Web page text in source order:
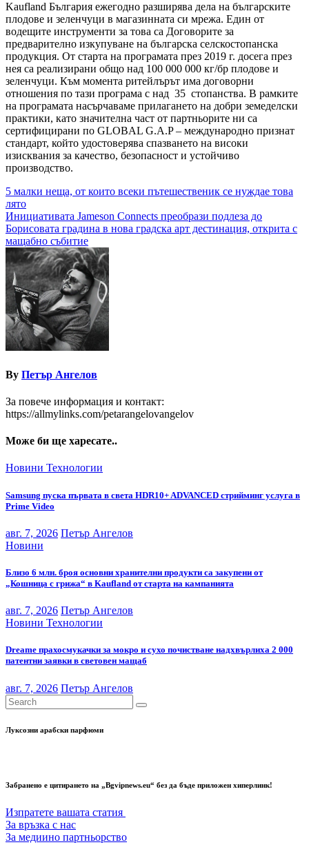
Kaufland България ежегодно разширява дела на българските
плодове и зеленчуци в магазинната си мрежа. Един от
водещите инструменти за това са Договорите за
предварително изкупуване на българска селскостопанска
продукция. От старта на програмата през 2019 г. досега през
нея са реализирани общо над 100 000 000 кг/бр плодове и
зеленчуци. Към момента ритейлърът има договорни
отношения по тази програма с над 35 стопанства. В рамките
на програмата насърчаваме прилагането на добри земеделски
практики, като значителна част от партньорите ни са
сертифицирани по GLOBAL G.A.P – международно признат
стандарт, който удостоверява спазването на високи
изисквания за качество, безопасност и устойчиво
производство.
Навигация
5 малки неща, от които всеки пътешественик се нуждае това
лято
Инициативата Jameson Connects преобрази подлеза до
Борисовата градина в нова градска арт дестинация, открита с
мащабно събитие
By Петър Ангелов
За повече информация и контакт:
https://allmylinks.com/petarangelovangelov
Може би ще харесате..
Новини Технологии
Samsung пуска първата в света HDR10+ ADVANCED стрийминг услуга в
Prime Video
авг. 7, 2026 Петър Ангелов
Новини
Близо 6 млн. броя основни хранителни продукти са закупени от
„Кошница с грижа“ в Kaufland от старта на кампанията
авг. 7, 2026 Петър Ангелов
Новини Технологии
Dreame прахосмукачки за мокро и сухо почистване надхвърлиха 2 000
патентни заявки в световен мащаб
авг. 7, 2026 Петър Ангелов
Луксозни арабски парфюми
Забранено е цитирането на „Bgvipnews.eu“ без да бъде приложен хиперлинк!
Изпратете вашата статия
За връзка с нас
За медиино партньорство